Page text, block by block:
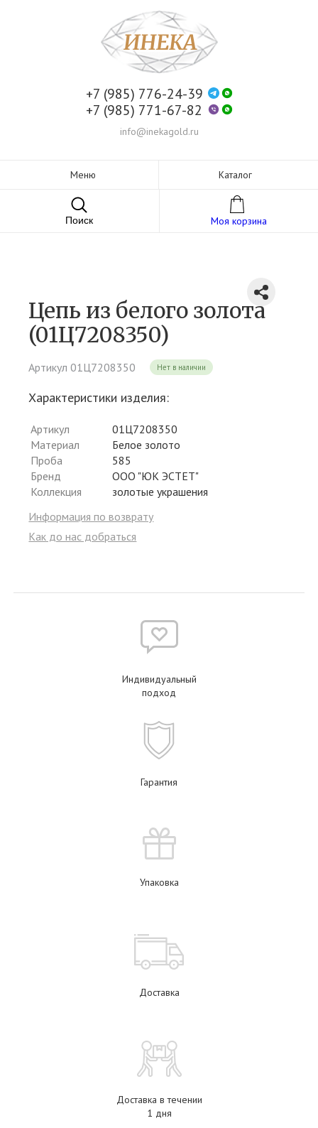
+7 (985) 776-24-39
+7 (985) 771-67-82
info@inekagold.ru
Меню Каталог
Поиск Моя корзина
Цепь из белого золота
(01Ц7208350)
Артикул 01Ц7208350 Нет в наличии
Характеристики изделия:
Артикул
01Ц7208350
Материал
Белое золото
Проба
585
Бренд
ООО "ЮК ЭСТЕТ"
Коллекция
золотые украшения
Информация по возврату
Как до нас добраться
Индивидуальный
подход
Гарантия
Упаковка
Доставка
Доставка в течении
1 дня